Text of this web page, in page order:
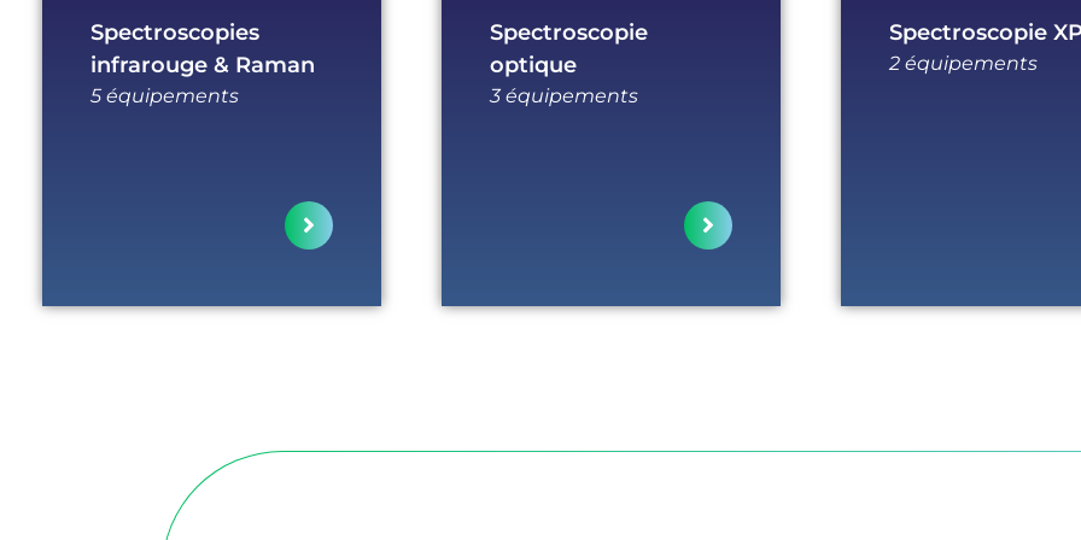
Spectroscopies
infrarouge & Raman
5 équipements
Spectroscopie
optique
3 équipements
Spectroscopie
2 équipements